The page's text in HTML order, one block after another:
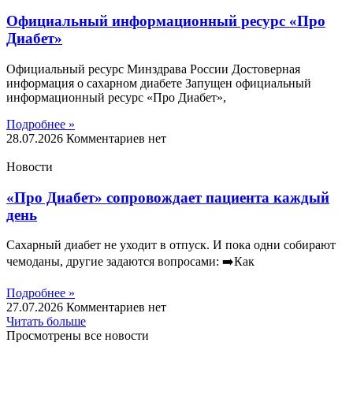
Официальный информационный ресурс «Про
Диабет»
Официальный ресурс Минздрава России Достоверная
информация о сахарном диабете Запущен официальный
информационный ресурс «Про Диабет»,
Подробнее »
28.07.2026 Комментариев нет
Новости
«Про Диабет» сопровождает пациента каждый
день
Сахарный диабет не уходит в отпуск. И пока одни собирают
чемоданы, другие задаются вопросами: ➡️Как
Подробнее »
27.07.2026 Комментариев нет
Читать больше
Просмотрены все новости